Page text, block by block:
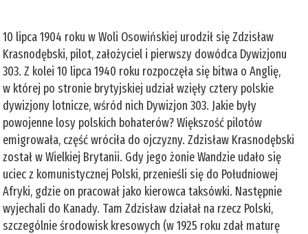
10 lipca 1904 roku w Woli Osowińskiej urodził się Zdzisław
Krasnodębski, pilot, założyciel i pierwszy dowódca Dywizjonu
303. Z kolei 10 lipca 1940 roku rozpoczęła się bitwa o Anglię,
w której po stronie brytyjskiej udział wzięły cztery polskie
dywizjony lotnicze, wśród nich Dywizjon 303. Jakie były
powojenne losy polskich bohaterów? Większość pilotów
emigrowała, część wróciła do ojczyzny. Zdzisław Krasnodębski
został w Wielkiej Brytanii. Gdy jego żonie Wandzie udało się
uciec z komunistycznej Polski, przenieśli się do Południowej
Afryki, gdzie on pracował jako kierowca taksówki. Następnie
wyjechali do Kanady. Tam Zdzisław działał na rzecz Polski,
szczególnie środowisk kresowych (w 1925 roku zdał maturę